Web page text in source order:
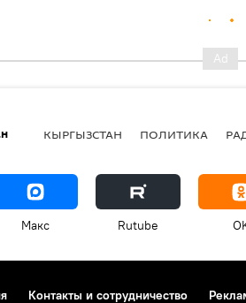
КЫРГЫЗСТАН ПОЛИТИКА
Макс Rutube
Контакты и сотрудничество